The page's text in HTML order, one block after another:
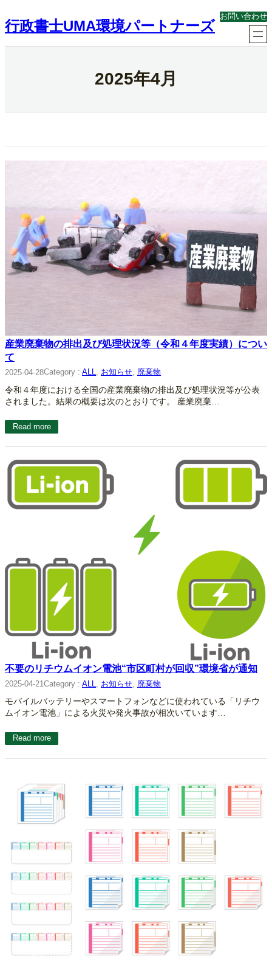
容
を
ス
行政書士UMA環境パートナーズ
お問い合わせ
2025年4月
産業廃棄物の排出及び処理状況等（令和４年度実績）につい
て
2025-04-28Category : ALL, お知らせ, 廃棄物
令和４年度における全国の産業廃棄物の排出及び処理状況等が公表
されました。結果の概要は次のとおりです。 産業廃棄…
Read more
不要のリチウムイオン電池“市区町村が回収”環境省が通知
2025-04-21Category : ALL お知らせ 廃棄物
モバイルバッテリーやスマートフォンなどに使われている「リチウ
ムイオン電池」による火災や発火事故が相次いています…
Read more